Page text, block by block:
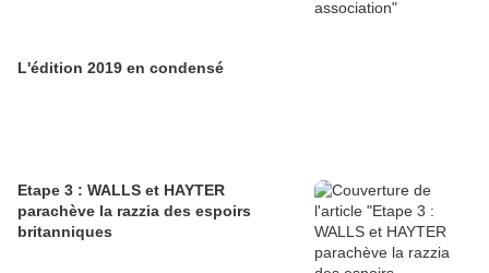
L'édition 2019 en condensé
Etape 3 : WALLS et HAYTER
parachève la razzia des espoirs
britanniques